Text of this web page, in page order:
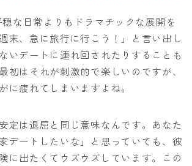
穏な日常よりもドラマチックな展開を
末、急に旅行に行こう！」と言い出し
いデートに連れ回されたりすることも
初はそれが刺激的で楽しいのですが、
に疲れてしまいますよね。
定は退屈と同じ意味なんです。あなた
デートしたいな」と思っていても、彼
に出たくてウズウズしています。この